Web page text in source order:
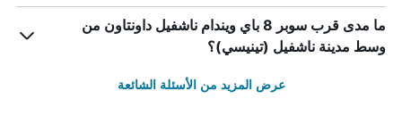
ما مدى قرب سوبر 8 باي ويندام ناشفيل داونتاون من
وسط مدينة ناشفيل (تينيسي)؟
عرض المزيد من الأسئلة الشائعة